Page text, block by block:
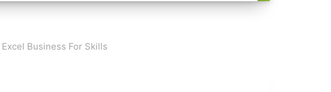
Business For Skills